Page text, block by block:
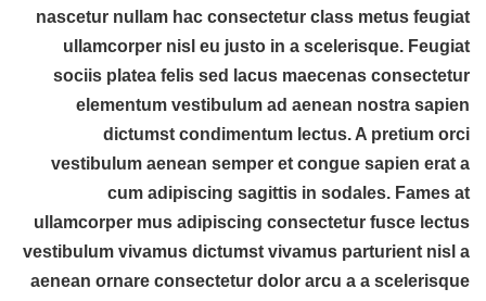
nascetur nullam hac consectetur class metus feugiat
ullamcorper nisl eu justo in a scelerisque. Feugiat
sociis platea felis sed lacus maecenas consectetur
elementum vestibulum ad aenean nostra sapien
dictumst condimentum lectus. A pretium orci
vestibulum aenean semper et congue sapien erat a
cum adipiscing sagittis in sodales. Fames at
ullamcorper mus adipiscing consectetur fusce lectus
vestibulum vivamus dictumst vivamus parturient nisl a
aenean ornare consectetur dolor arcu a a scelerisque